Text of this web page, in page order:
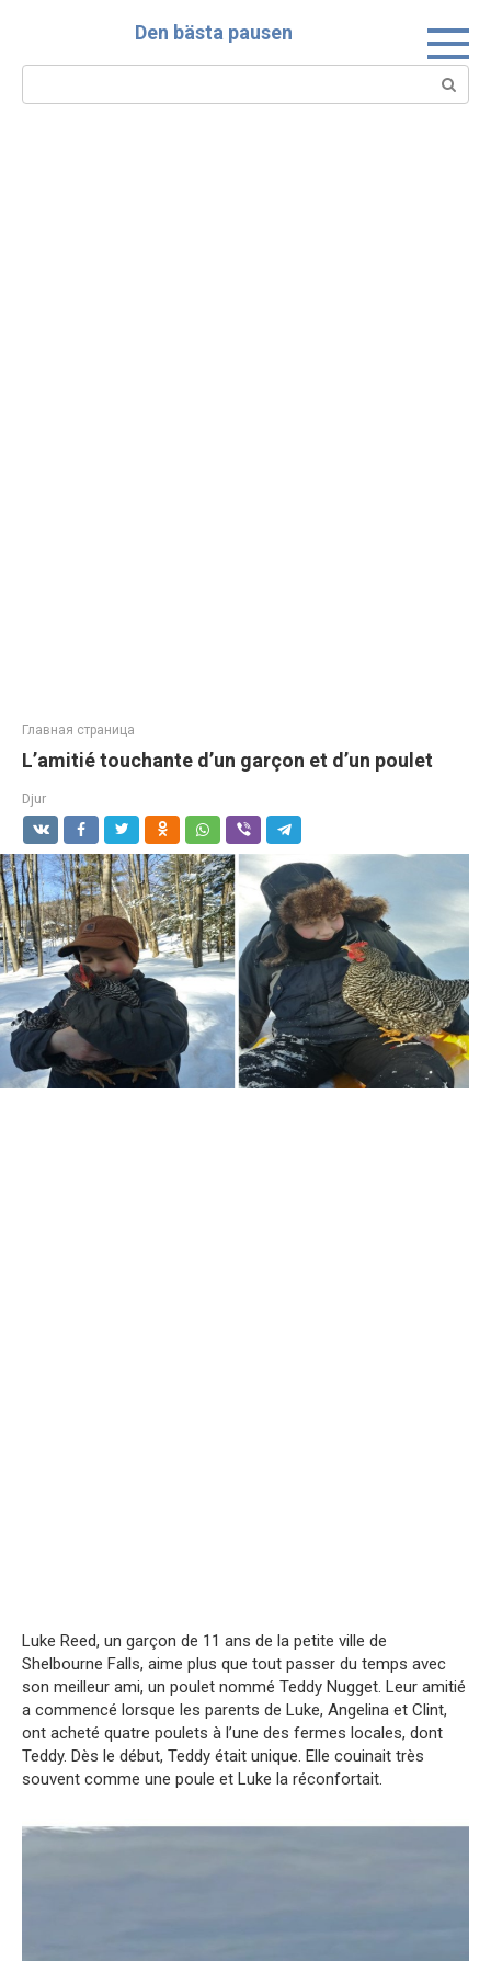
Den bästa pausen
Search:
Главная страница
L’amitié touchante d’un garçon et d’un poulet
Djur
Luke Reed, un garçon de 11 ans de la petite ville de
Shelbourne Falls, aime plus que tout passer du temps avec
son meilleur ami, un poulet nommé Teddy Nugget. Leur amitié
a commencé lorsque les parents de Luke, Angelina et Clint,
ont acheté quatre poulets à l’une des fermes locales, dont
Teddy. Dès le début, Teddy était unique. Elle couinait très
souvent comme une poule et Luke la réconfortait.